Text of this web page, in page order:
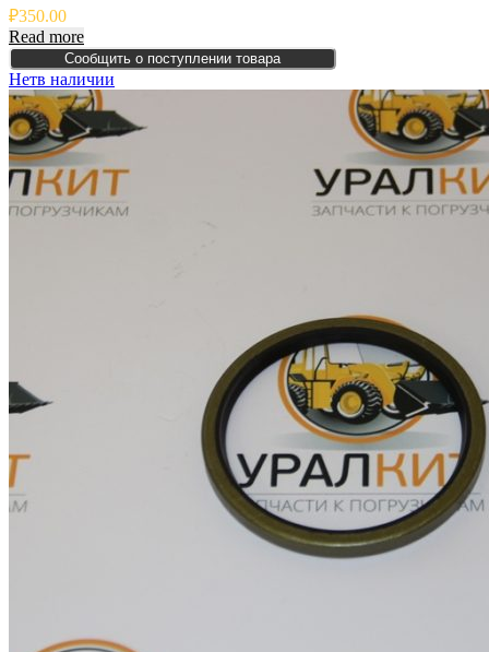
₽350.00
Read more
Сообщить о поступлении товара
Нетв наличии